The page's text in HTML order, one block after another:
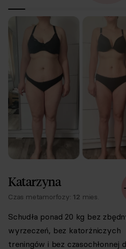
Klara - Asystent 24/7
Interaktywna
Możliwość wymiany posiłków
Możliwość edycji przepisów i
Katarzyna
Czas metamorfozy: 12 mies.
-
Schudła ponad 20 kg bez
wyrzeczeń, bez katorżniczych
treningów i bez czasochłonnej